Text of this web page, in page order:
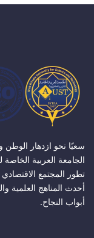
سعيًا نحو ازدهار الوطن
الجامعة العربية
تطور المجتمع
أحدث المناهج العلمية
أبواب النجاح.